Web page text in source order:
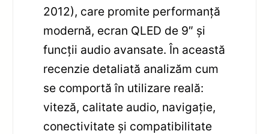
2012), care promite performanță
modernă, ecran QLED de 9″ și
funcții audio avansate. În această
recenzie detaliată analizăm cum
se comportă în utilizare reală:
viteză, calitate audio, navigație,
conectivitate și compatibilitate